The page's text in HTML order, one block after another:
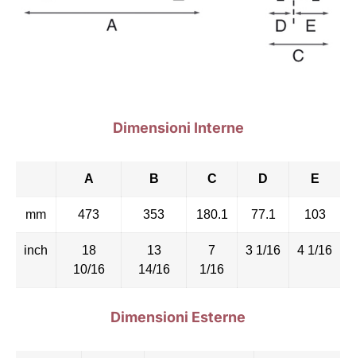
Dimensioni Interne
A B C D E
mm 473 353 180.1 77.1 103
inch
18
10/16
13
14/16
7
1/16
3 1/16 4 1/16
Dimensioni Esterne